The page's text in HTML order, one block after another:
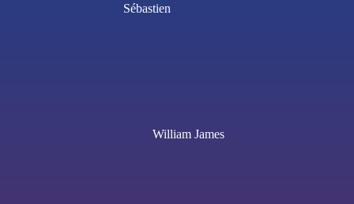
Sébastien
William James